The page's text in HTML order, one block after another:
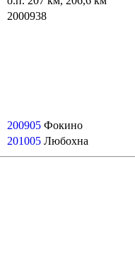
2000938
200905 Фокино
201005 Любохна